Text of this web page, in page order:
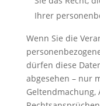
Ihrer
Wenn Sie die
dürfen diese
abgesehen – nur
Geltendmachung,